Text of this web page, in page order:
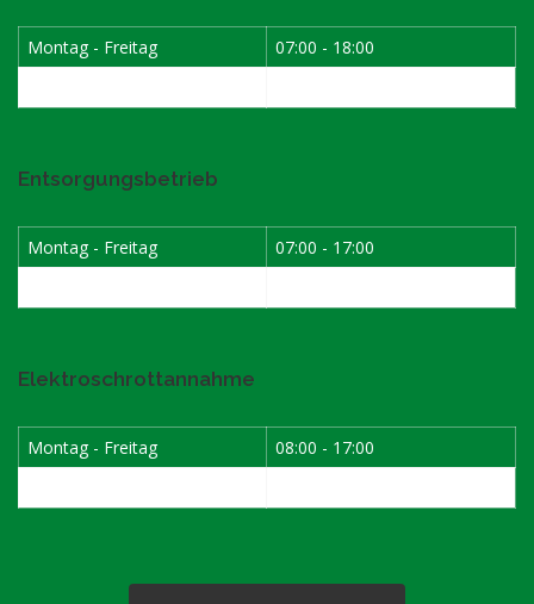
Montag - Freitag
07:00 - 18:00
Entsorgungsbetrieb
Montag - Freitag
07:00 - 17:00
Elektroschrottannahme
Montag - Freitag
08:00 - 17:00